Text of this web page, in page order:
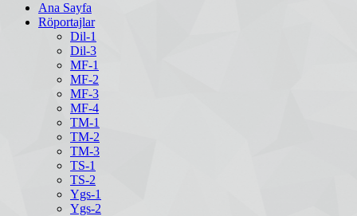
Ana Sayfa
Röportajlar
Dil-1
Dil-3
MF-1
MF-2
MF-3
MF-4
TM-1
TM-2
TM-3
TS-1
TS-2
Ygs-1
Ygs-2